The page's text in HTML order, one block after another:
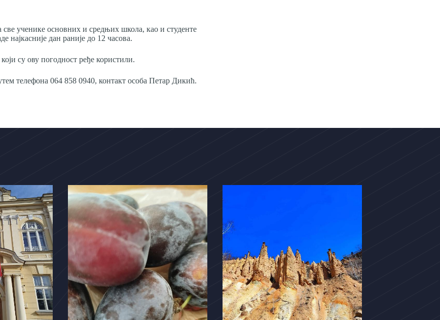
ученике основних и средњих школа, као и студенте
најкасније дан раније до 12 часова.
су ову погодност ређе користили.
телефона 064 858 0940, контакт особа Петар Дикић.